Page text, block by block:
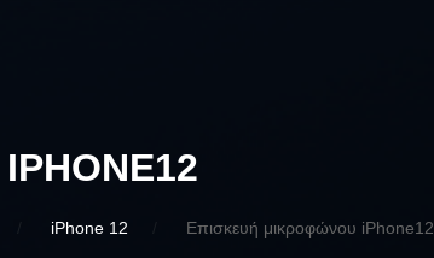
iPhone 12 Επισκευή μικροφώνου iPhone12